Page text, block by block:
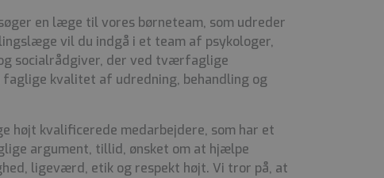
en læge til vores børneteam, som udreder
vil du indgå i et team af psykologer,
socialrådgiver, der ved tværfaglige
kvalitet af udredning, behandling og
højt kvalificerede medarbejdere, som har et
argument, tillid, ønsket om at hjælpe
ligeværd, etik og respekt højt. Vi tror på, at